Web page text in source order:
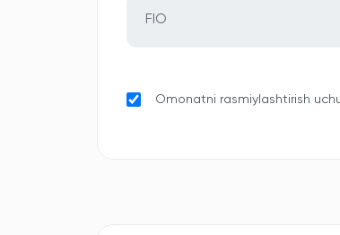
Omonatni rasmiylashtirish